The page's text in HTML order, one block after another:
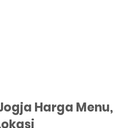
Harga Menu,